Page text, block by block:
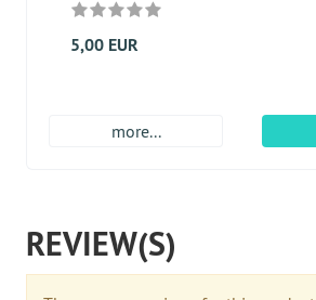
5,00 EUR
more...
REVIEW(S)